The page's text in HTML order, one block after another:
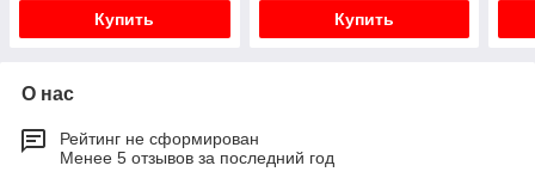
Купить Купить
О нас
Рейтинг не сформирован
Менее 5 отзывов за последний год